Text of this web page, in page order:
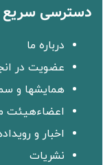
دسترسی سریع
درباره ما
عضویت در
همایشها و
اعضاءهیئت
اخبار و
نشریات